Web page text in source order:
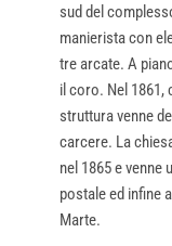
sud del
manierista con
tre arcate. A
il coro. Nel 1861,
struttura venne
carcere. La
nel 1865 e
postale ed infine
Marte.